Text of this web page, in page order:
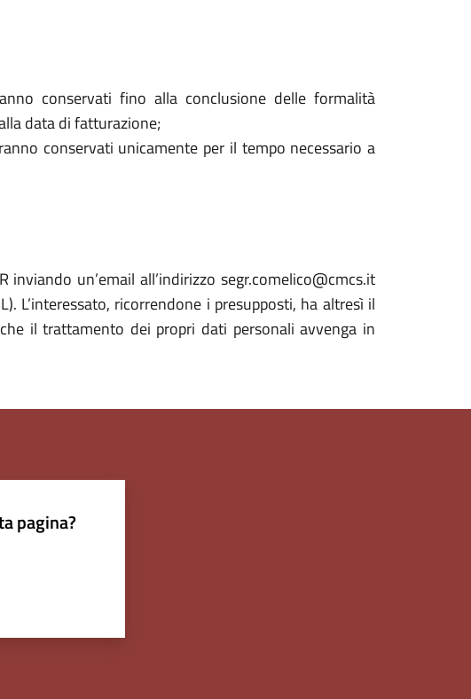
conservati fino alla conclusione delle formalità
data di fatturazione;
conservati unicamente per il tempo necessario a
un’email all’indirizzo segr.comelico@cmcs.it
L’interessato, ricorrendone i presupposti, ha altresì il
il trattamento dei propri dati personali avvenga in
pagina?